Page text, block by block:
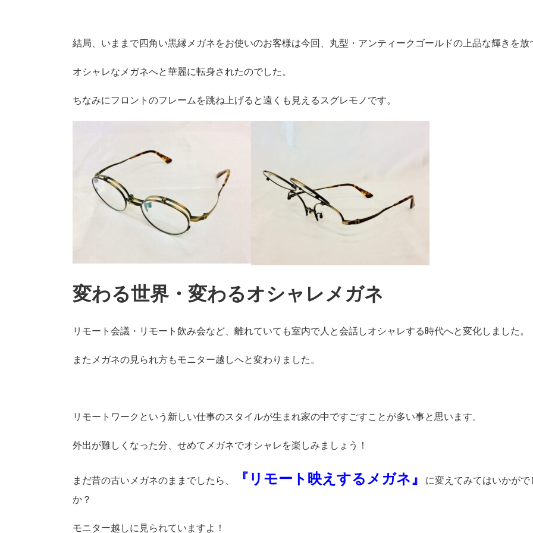
結局、いままで四角い黒縁メガネをお使いのお客様は今回、丸型・アンティークゴールドの上品な輝きを放
オシャレなメガネへと華麗に転身されたのでした。
ちなみにフロントのフレームを跳ね上げると遠くも見えるスグレモノです。
変わる世界・変わるオシャレメガネ
リモート会議・リモート飲み会など、離れていても室内で人と会話しオシャレする時代へと変化しました。
またメガネの見られ方もモニター越しへと変わりました。
リモートワークという新しい仕事のスタイルが生まれ家の中ですごすことが多い事と思います。
外出が難しくなった分、せめてメガネでオシャレを楽しみましょう！
まだ昔の古いメガネのままでしたら、 『リモート映えするメガネ』
に変えてみてはいかがで
か？
モニター越しに見られていますよ！